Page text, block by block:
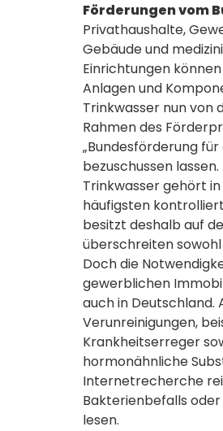
Förderungen vom
Privathaushalte,
Gebäude und
Einrichtungen
Anlagen und
Trinkwasser nun von
Rahmen des
„Bundesförderung
bezuschussen lassen.
Trinkwasser gehört
häufigsten
besitzt deshalb auf
überschreiten
Doch die
gewerblichen
auch in Deutschland.
Verunreinigungen,
Krankheitserreger
hormonähnliche
Internetrecherche
Bakterienbefalls
lesen.